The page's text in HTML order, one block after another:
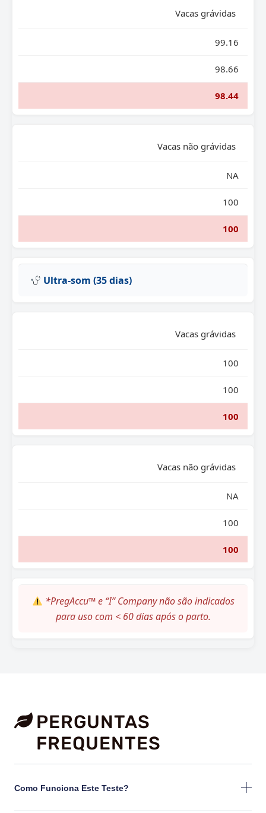
Vacas grávidas
99.16
98.66
98.44
Vacas não grávidas
NA
100
100
Ultra-som (35 dias)
Vacas grávidas
100
100
100
Vacas não grávidas
NA
100
100
*PregAccu™ e “I” Company não são indicados
para uso com < 60 dias após o parto.
PERGUNTAS
FREQUENTES
Como Funciona Este Teste?